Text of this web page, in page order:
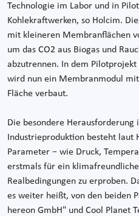
Technologie im Labor und in
Kohlekraftwerken, so Holcim.
mit kleineren Membranflächen
um das CO2 aus Biogas und
abzutrennen. In dem
wird nun ein Membranmodul
Fläche verbaut.
Die besondere Herausforderung
Industrieproduktion besteht laut
Parameter − wie Druck,
erstmals für ein
Realbedingungen zu erproben.
es weiter heißt, von den beiden
hereon GmbH" und Cool Planet